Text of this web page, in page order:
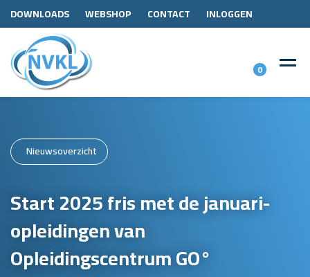
DOWNLOADS WEBSHOP CONTACT INLOGGEN
0
Nieuwsoverzicht
Start 2025 fris met de januari-
opleidingen van
Opleidingscentrum GO°